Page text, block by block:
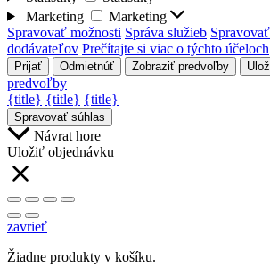
Marketing
Marketing
Spravovať možnosti Správa služieb
dodávateľov Prečítajte si viac o týchto účeloch
Prijať Odmietnúť Zobraziť predvoľby
predvoľby
{title} {title} {title}
Spravovať súhlas
Návrat hore
Uložiť objednávku
zavrieť
Žiadne produkty v košíku.